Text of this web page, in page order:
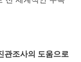
관조사의 도움으로